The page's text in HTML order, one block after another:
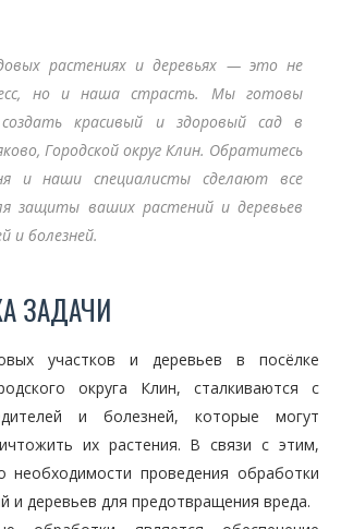
растениях и деревьях — это не
но и наша страсть. Мы готовы
красивый и здоровый сад в
Городской округ Клин. Обратитесь
и наши специалисты сделают все
защиты ваших растений и деревьев
и болезней.
ЗАДАЧИ
участков и деревьев в посёлке
округа Клин, сталкиваются с
и болезней, которые могут
их растения. В связи с этим,
необходимости проведения обработки
и деревьев для предотвращения вреда.